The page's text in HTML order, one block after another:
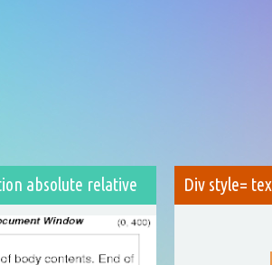
absolute relative Div style=